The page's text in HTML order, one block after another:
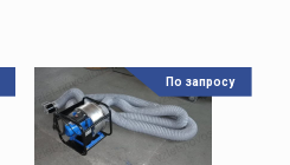
По запросу